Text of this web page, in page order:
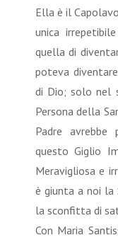
Ella è il
unica
quella di
poteva
di Dio; solo nel
Persona della
Padre
questo Giglio
Meravigliosa e
è giunta a noi la
la sconfitta di
Con Maria